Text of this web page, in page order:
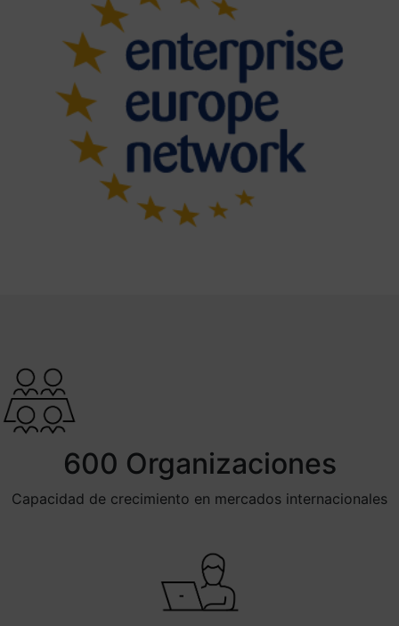
600 Organizaciones
Capacidad de crecimiento en mercados internacionales